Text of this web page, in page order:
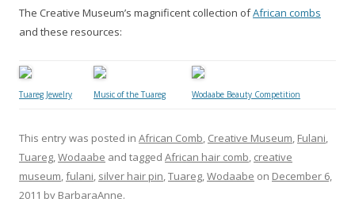
The Creative Museum’s magnificent collection ofAfrican combs
and these resources:
Tuareg Jewelry Music of the Tuareg Wodaabe Beauty Competition
This entry was posted in African Comb Creative Museum Fulani
Tuareg Wodaabe and tagged African hair comb creative
museum fulani silver hair pin Tuareg Wodaabe on December 6,
2011 by BarbaraAnne.